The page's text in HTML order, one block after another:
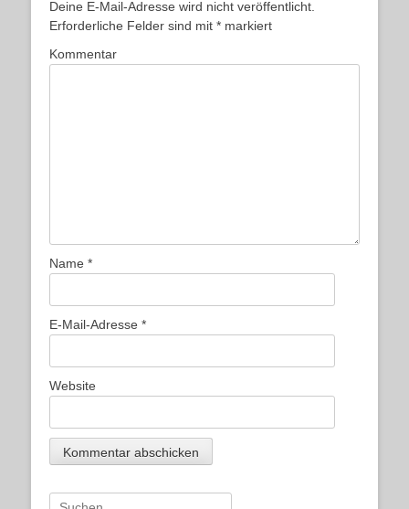
Deine E-Mail-Adresse wird nicht veröffentlicht.
Erforderliche Felder sind mit * markiert
Kommentar
Name *
E-Mail-Adresse *
Website
Suche